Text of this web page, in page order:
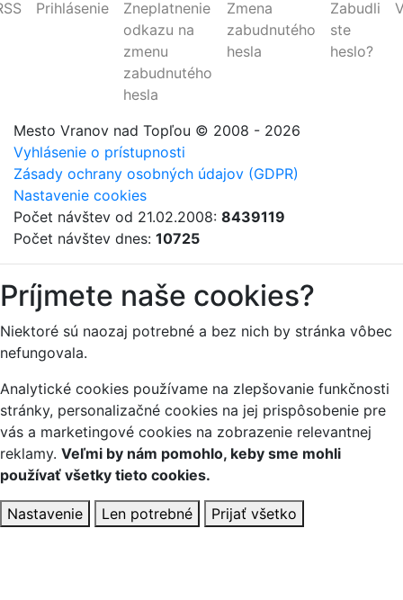
Prihlásenie
Zneplatnenie
odkazu na
zmenu
zabudnutého
hesla
Zmena
zabudnutého
hesla
Zabudli
ste
heslo?
Mesto Vranov nad Topľou © 2008 - 2026
Vyhlásenie o prístupnosti
Zásady ochrany osobných údajov (GDPR)
Nastavenie cookies
Počet návštev od 21.02.2008: 8439119
Počet návštev dnes: 10725
Príjmete naše cookies?
Niektoré sú naozaj potrebné a bez nich by stránka vôbec
nefungovala.
Analytické cookies používame na zlepšovanie funkčnosti
stránky, personalizačné cookies na jej prispôsobenie pre
vás a marketingové cookies na zobrazenie relevantnej
reklamy. Veľmi by nám pomohlo, keby sme mohli
používať všetky tieto cookies.
Nastavenie Len potrebné Prijať všetko